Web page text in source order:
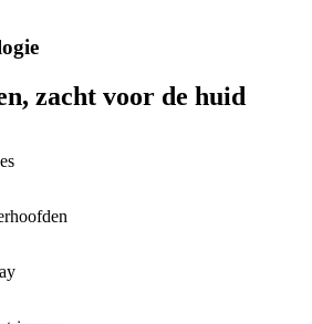
zacht voor de huid